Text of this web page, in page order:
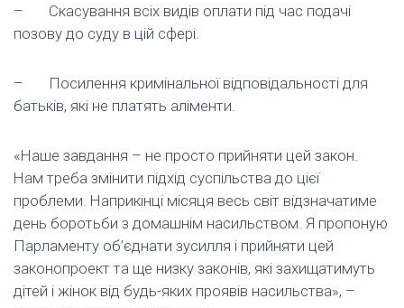
– Скасування всіх видів оплати під час подачі
позову до суду в цій сфері.
– Посилення кримінальної відповідальності для
батьків, які не платять аліменти.
«Наше завдання – не просто прийняти цей закон.
Нам треба змінити підхід суспільства до цієї
проблеми. Наприкінці місяця весь світ відзначатиме
день боротьби з домашнім насильством. Я пропоную
Парламенту об’єднати зусилля і прийняти цей
законопроект та ще низку законів, які захищатимуть
дітей і жінок від будь-яких проявів насильства», –